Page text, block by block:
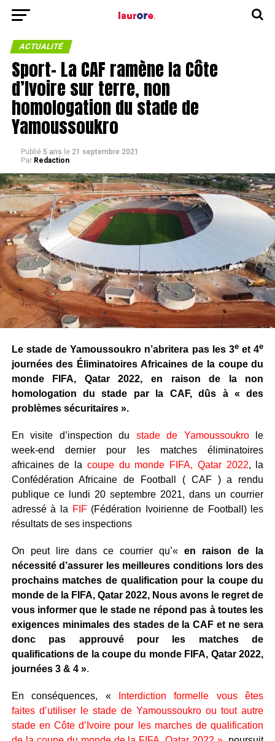
ACTUALITÉ
Sport- La CAF ramène la Côte
d’Ivoire sur terre, non
homologation du stade de
Yamoussoukro
Publié 5 ans le 21 septembre 2021
Par Redaction
Le stade de Yamoussoukro n’abritera pas les 3eet 4e
journées des Éliminatoires Africaines de la coupe du
monde FIFA, Qatar 2022, en raison de la non
homologation du stade par la CAF, dûs à « des
problèmes sécuritaires ».
En visite d’inspection du stade de Yamoussoukrole
week-end dernier pour les matches éliminatoires
africaines de la coupe du monde FIFA, Qatar 2022, la
Confédération Africaine de Football ( CAF ) a rendu
publique ce lundi 20 septembre 2021, dans un courrier
adressé à la FIF(Fédération Ivoirienne de Football) les
résultats de ses inspections
On peut lire dans ce courrier qu’«en raison de la
nécessité d’assurer les meilleures conditions lors des
prochains matches de qualification pour la coupe du
monde de la FIFA, Qatar 2022, Nous avons le regret de
vous informer que le stade ne répond pas à toutes les
exigences minimales des stades de la CAF et ne sera
donc pas approuvé pour les matches de
qualifications de la coupe du monde FIFA, Qatar 2022,
journées 3 & 4 ».
En conséquences, «
Interdiction formelle vous êtes
faites d’utiliser le stade de Yamoussoukro ou tout autre
stade en Côte d’Ivoire pour les marches de qualification